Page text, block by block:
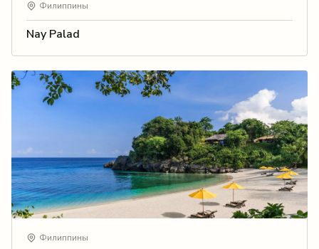
Филиппины
Nay Palad
Филиппины